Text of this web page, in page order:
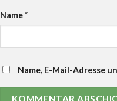
Name*
Name, E-Mail-Adresse